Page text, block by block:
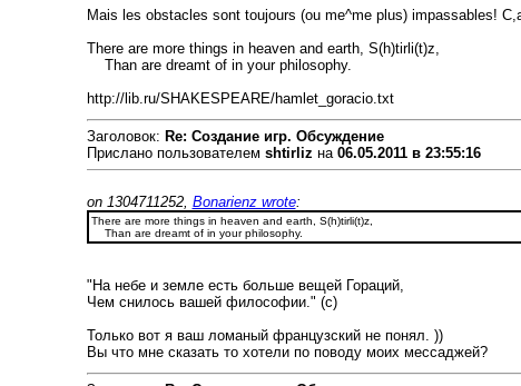
Mais les obstacles sont toujours (ou me^me plus) impassables!
There are more things in heaven and earth, S(h)tirli(t)z,
Than are dreamt of in your philosophy.
http://lib.ru/SHAKESPEARE/hamlet_goracio.txt
Заголовок: Re: Создание игр. Обсуждение
Прислано пользователем shtirliz на 06.05.2011 в 23:55:16
on 1304711252, Bonarienz wrote:
There are more things in heaven and earth, S(h)tirli(t)z,
Than are dreamt of in your philosophy.
"На небе и земле есть больше вещей Гораций,
Чем снилось вашей философии." (с)
Только вот я ваш ломаный французский не понял. ))
Вы что мне сказать то хотели по поводу моих мессаджей?